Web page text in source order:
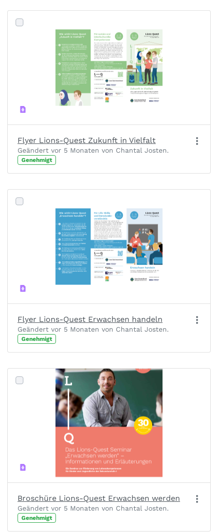
Flyer Lions-Quest Zukunft in Vielfalt
Geändert vor 5 Monaten von Chantal Josten.
Genehmigt
Flyer Lions-Quest Erwachsen handeln
Geändert vor 5 Monaten von Chantal Josten.
Genehmigt
Broschüre Lions-Quest Erwachsen werden
Geändert vor 5 Monaten von Chantal Josten.
Genehmigt